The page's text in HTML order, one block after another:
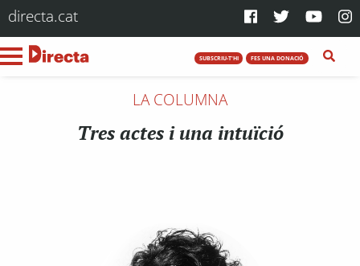
directa.cat
SUBSCRIU-T'HI FES UNA DONACIÓ
LA COLUMNA
Tres actes i una intuïció